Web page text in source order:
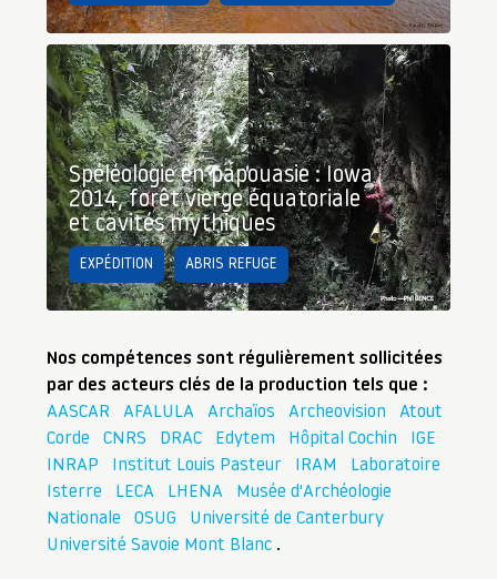
Spéléologie en papouasie : Iowa
2014, forêt vierge équatoriale
et cavités mythiques
EXPÉDITION ABRIS REFUGE
Nos compétences sont régulièrement sollicitées
par des acteurs clés de la production tels que :
AASCAR
AFALULA Archaïos Archeovision
Atout
Corde
CNRS DRAC Edytem Hôpital Cochin
IGE
INRAP
Institut Louis Pasteur IRAM
Laboratoire
Isterre
LECA LHENA
Musée d'Archéologie
Nationale
OSUG
Université de Canterbury
Université Savoie Mont Blanc .